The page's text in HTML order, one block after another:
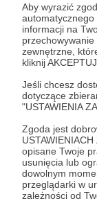
Aby wyrazić
informacji na
zewnętrzne,
kliknij
Jeśli chcesz
dotyczące
"USTAWIENIA
Zgoda jest
opisane Twoje
usunięcia lub
dowolnym
przeglądarki w
zależności od
* Zapoznałem
Prywatności.
* Wyrażam
osobowych
prawidłowego
Wyrażam